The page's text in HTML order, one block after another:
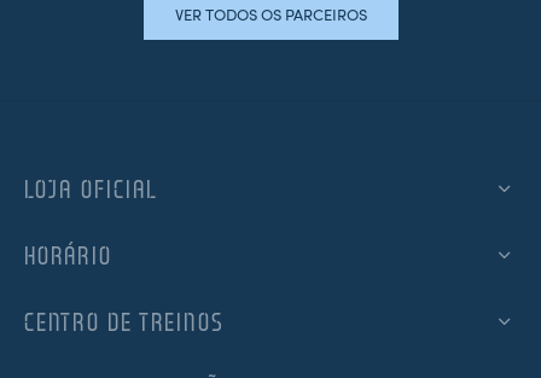
VER TODOS OS PARCEIROS
LOJA OFICIAL
HORÁRIO
CENTRO DE TREINOS